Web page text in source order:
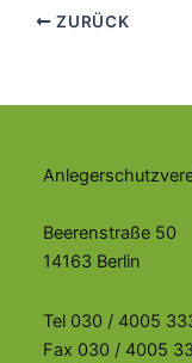
ZURÜCK
Beerenstraße 50
14163 Berlin
Tel 030 / 4005
Fax 030 / 4005